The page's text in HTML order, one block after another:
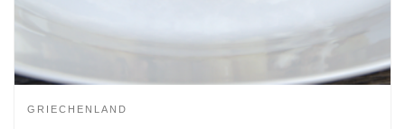
GRIECHENLAND